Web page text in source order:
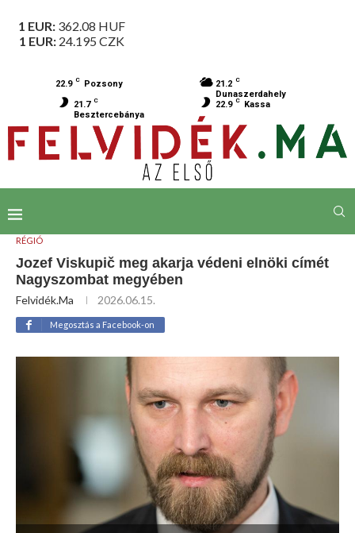
1 EUR: 362.08 HUF
1 EUR: 24.195 CZK
22.9 C Pozsony 21.2 C
Dunaszerdahely
21.7 C
Besztercebánya
22.9 C Kassa
RÉGIÓ
Jozef Viskupič meg akarja védeni elnöki címét
Nagyszombat megyében
Felvidék.ma 2026.06.15.
Megosztás a Facebook-on